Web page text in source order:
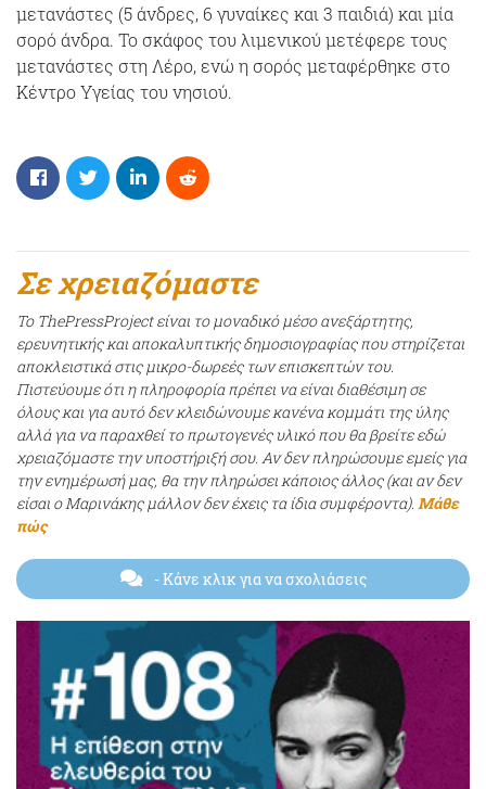
μετανάστες (5 άνδρες, 6 γυναίκες και 3 παιδιά) και μία
σορό άνδρα. Το σκάφος του λιμενικού μετέφερε τους
μετανάστες στη Λέρο, ενώ η σορός μεταφέρθηκε στο
Κέντρο Υγείας του νησιού.
Σε χρειαζόμαστε
Το ThePressProject είναι το μοναδικό μέσο ανεξάρτητης,
ερευνητικής και αποκαλυπτικής δημοσιογραφίας που στηρίζεται
αποκλειστικά στις μικρο-δωρεές των επισκεπτών του.
Πιστεύουμε ότι η πληροφορία πρέπει να είναι διαθέσιμη σε
όλους και για αυτό δεν κλειδώνουμε κανένα κομμάτι της ύλης
αλλά για να παραχθεί το πρωτογενές υλικό που θα βρείτε εδώ
χρειαζόμαστε την υποστήριξή σου. Αν δεν πληρώσουμε εμείς για
την ενημέρωσή μας, θα την πληρώσει κάποιος άλλος (και αν δεν
είσαι ο Μαρινάκης μάλλον δεν έχεις τα ίδια συμφέροντα). Μάθε
πώς
- Κάνε κλικ για να σχολιάσεις